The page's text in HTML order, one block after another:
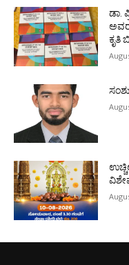
ಡಾ.
ಕೃತಿ